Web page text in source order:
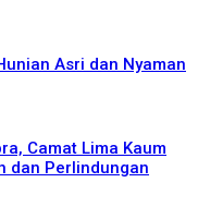
Asri dan Nyaman
Camat Lima Kaum
dan Perlindungan